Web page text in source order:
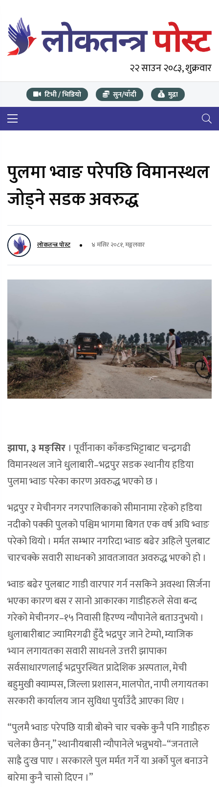
२२ साउन २०८३, शुक्रवार
टिभी / भिडियो सुन/चाँदी मुद्रा
पुलमा भ्वाङ परेपछि विमानस्थल
जोड्ने सडक अवरुद्ध
लोकतन्त्र पोस्ट ४ मंसिर २०८१, मङ्गलवार
झापा, ३ मङ्सिर । पूर्वीनाका काँकडभिट्टाबाट चन्द्रगढी
विमानस्थल जाने धुलाबारी–भद्रपुर सडक स्थानीय हडिया
पुलमा भ्वाङ परेका कारण अवरुद्ध भएको छ ।
भद्रपुर र मेचीनगर नगरपालिकाको सीमानामा रहेको हडिया
नदीको पक्की पुलको पश्चिम भागमा बिगत एक वर्ष अघि भ्वाङ
परेको थियो । मर्मत सम्भार नगरिदा भ्वाङ बढेर अहिले पुलबाट
चारचक्के सवारी साधनको आवतजावत अवरुद्ध भएको हो ।
भ्वाङ बढेर पुलबाट गाडी वारपार गर्न नसकिने अवस्था सिर्जना
भएका कारण बस र सानो आकारका गाडीहरुले सेवा बन्द
गरेको मेचीनगर–१५ निवासी हिरण्य न्यौपानेले बताउनुभयो ।
धुलाबारीबाट ज्यामिरगढी हुँदै भद्रपुर जाने टेम्पो, म्याजिक
भ्यान लगायतका सवारी साधनले उत्तरी झापाका
सर्वसाधारणलाई भद्रपुरस्थित प्रादेशिक अस्पताल, मेची
बहुमुखी क्याम्पस, जिल्ला प्रशासन, मालपोत, नापी लगायतका
सरकारी कार्यालय जान सुविधा पुर्याउँदै आएका थिए ।
“पुलमै भ्वाङ परेपछि यात्री बोक्ने चार चक्के कुनै पनि गाडीहरु
चलेका छैनन्,” स्थानीयबासी न्यौपानेले भन्नुभयो–“जनताले
साह्रै दुःख पाए । सरकारले पुल मर्मत गर्ने या अर्को पुल बनाउने
बारेमा कुनै चासो दिएन ।”